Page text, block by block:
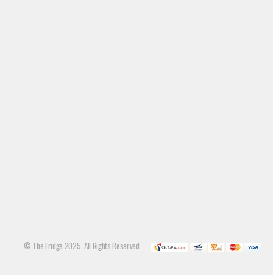
© The Fridge 2025. All Rights Reserved